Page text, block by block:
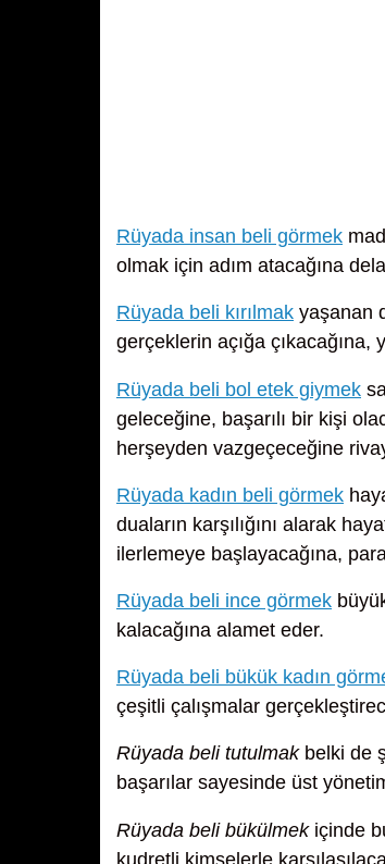
Rüyada insan beli görmek
olmak için adım atacağına
Rüyada beli kırılmak yaşanan
gerçeklerin açığa
Rüyada beli bol etek giymek
geleceğine, başarılı bir kişi
herşeyden vazgeçeceğine
Rüyada kadın beli görmek
duaların karşılığını alarak
ilerlemeye başlayacağına,
Rüyada beli ince görmek
kalacağına alamet eder.
Rüyada beli bükük kadın
çeşitli çalışmalar
Rüyada beli tutulmakbelki de
başarılar sayesinde üst
Rüyada beli bükülmekiçinde
kudretli kimselerle